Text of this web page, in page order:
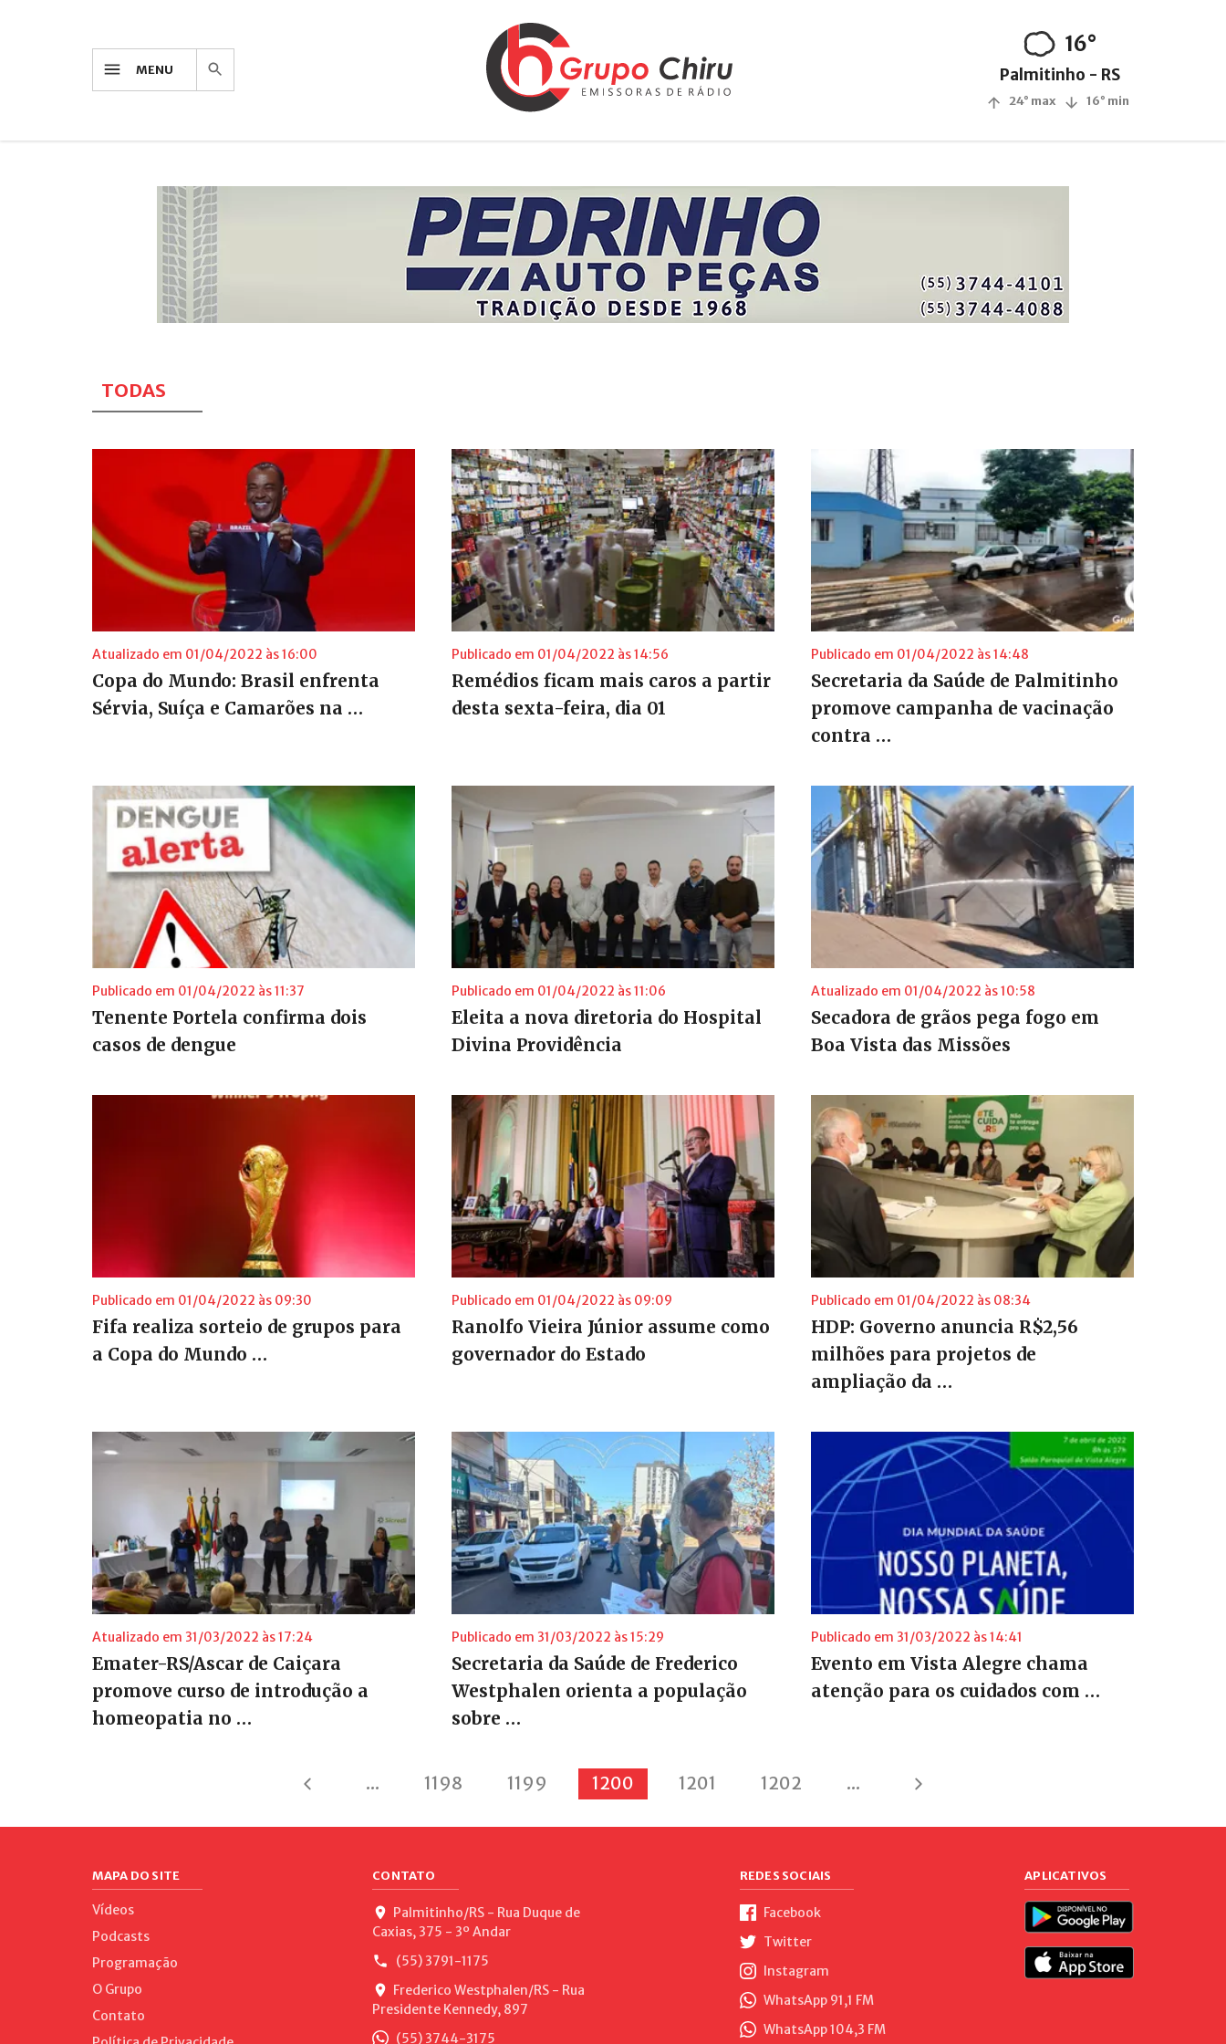
MENU
16°
Palmitinho - RS
24° max 16° min
TODAS
Atualizado em 01/04/2022 às 16:00
Copa do Mundo: Brasil enfrenta
Sérvia, Suíça e Camarões na …
Publicado em 01/04/2022 às 14:56
Remédios ficam mais caros a partir
desta sexta-feira, dia 01
Publicado em 01/04/2022 às 14:48
Secretaria da Saúde de Palmitinho
promove campanha de vacinação
contra …
Publicado em 01/04/2022 às 11:37
Tenente Portela confirma dois
casos de dengue
Publicado em 01/04/2022 às 11:06
Eleita a nova diretoria do Hospital
Divina Providência
Atualizado em 01/04/2022 às 10:58
Secadora de grãos pega fogo em
Boa Vista das Missões
Publicado em 01/04/2022 às 09:30
Fifa realiza sorteio de grupos para
a Copa do Mundo …
Publicado em 01/04/2022 às 09:09
Ranolfo Vieira Júnior assume como
governador do Estado
Publicado em 01/04/2022 às 08:34
HDP: Governo anuncia R$2,56
milhões para projetos de
ampliação da …
Atualizado em 31/03/2022 às 17:24
Emater-RS/Ascar de Caiçara
promove curso de introdução a
homeopatia no …
Publicado em 31/03/2022 às 15:29
Secretaria da Saúde de Frederico
Westphalen orienta a população
sobre …
Publicado em 31/03/2022 às 14:41
Evento em Vista Alegre chama
atenção para os cuidados com …
... 1198 1199 1200 1201 1202 ...
MAPA DO SITE
Vídeos
Podcasts
Programação
O Grupo
Contato
CONTATO
Palmitinho/RS - Rua Duque de
Caxias, 375 - 3º Andar
(55) 3791-1175
Frederico Westphalen/RS - Rua
Presidente Kennedy, 897
(55) 3744-3175
REDES SOCIAIS
Facebook
Twitter
Instagram
WhatsApp 91,1 FM
WhatsApp 104,3 FM
APLICATIVOS